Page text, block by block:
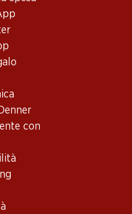
con
sempre aggiornati. Si